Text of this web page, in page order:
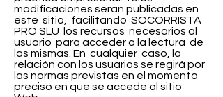
modificaciones serán publicadas en
este sitio, facilitando SOCORRISTA
PRO SLU los recursos necesarios al
usuario para acceder a la lectura de
las mismas. En cualquier caso, la
relación con los usuarios se regirá por
las normas previstas en el momento
preciso en que se accede al sitio